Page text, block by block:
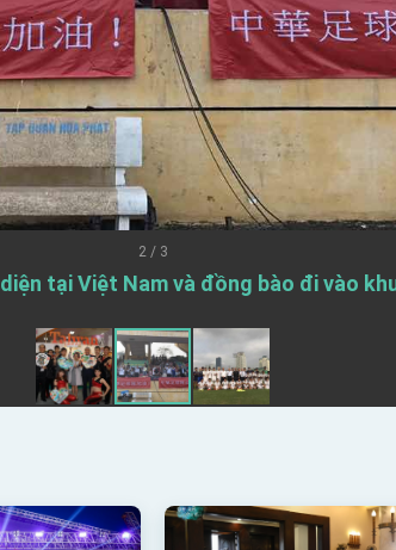
diplomacy approach
Taiwan Assurance Implementation Act
Taiwan-US exchanges and cooperation
2 / 3
tại Việt Nam và đồng bào đi vào